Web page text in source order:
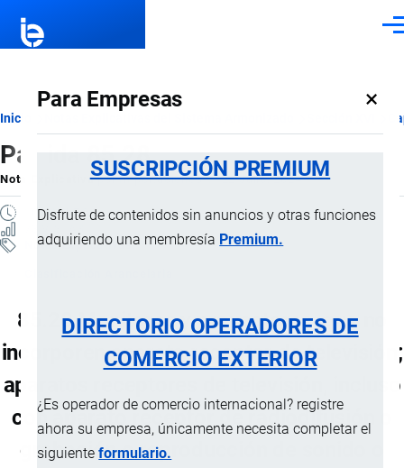
Para Empresas ×
SUSCRIPCIÓN PREMIUM
Disfrute de contenidos sin anuncios y otras funciones
adquiriendo una membresía Premium.
DIRECTORIO OPERADORES DE
COMERCIO EXTERIOR
¿Es operador de comercio internacional? registre
ahora su empresa, únicamente necesita completar el
siguienteformulario.
Ruta
de
navegación
Inicio
Partida 85.28
Nota ExplicativaporImportaciones …, 22 Julio, 2024
10 MINUTOS
Notas Explicativas
85.28 Monitores y proyectores, que no
incorporen aparato receptor de televisión;
aparatos receptores de televisión, incluso
con aparato receptor de radiodifusión o
grabación o reproducción de sonido o